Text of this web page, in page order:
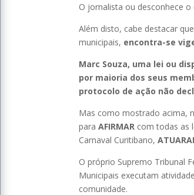
O jornalista ou desconhece
Além disto, cabe destacar
municipais, encontra-se
Marc Souza, uma lei ou
por maioria dos seus
protocolo de ação não
Mas como mostrado acima,
paraAFIRMAR com todas as
Carnaval Curitibano,
O próprio Supremo Tribunal
Municipais executam
comunidade.